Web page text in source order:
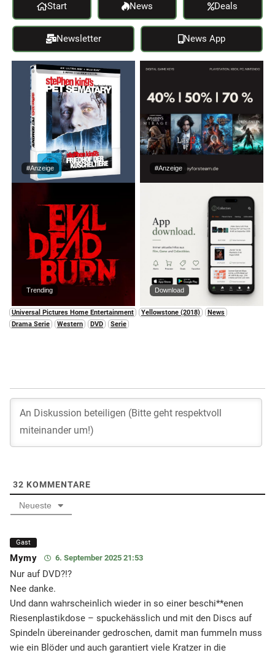
Start News Deals
Newsletter News App
#Anzeige #Anzeige
Trending Download
Universal Pictures Home Entertainment Yellowstone (2018)
News
Drama Serie
Western DVD Serie
32 KOMMENTARE
Neueste
Gast
Mymy 6. September 2025 21:53
Nur auf DVD?!?
Nee danke.
Und dann wahrscheinlich wieder in so einer beschi**enen
Riesenplastikdose – spuckehässlich und mit den Discs auf
Spindeln übereinander gedroschen, damit man fummeln muss
wie ein Blöder und auch garantiert viele Kratzer in die